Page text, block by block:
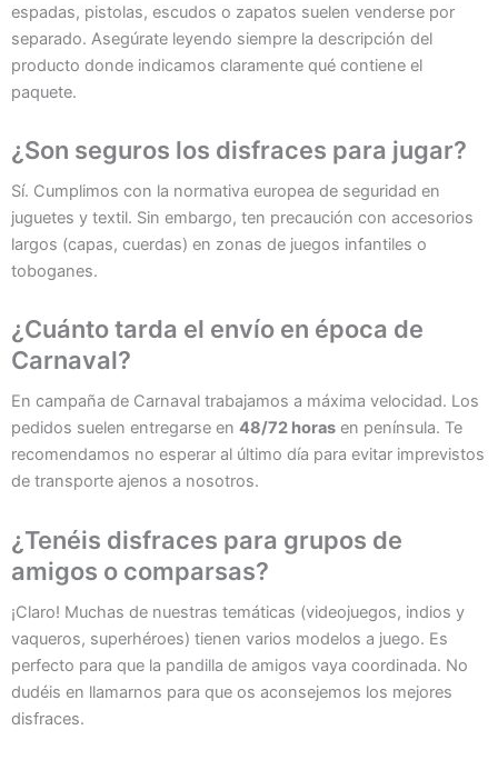
espadas, pistolas, escudos o zapatos suelen venderse por
separado. Asegúrate leyendo siempre la descripción del
producto donde indicamos claramente qué contiene el
paquete.
¿Son seguros los disfraces para jugar?
Sí. Cumplimos con la normativa europea de seguridad en
juguetes y textil. Sin embargo, ten precaución con accesorios
largos (capas, cuerdas) en zonas de juegos infantiles o
toboganes.
¿Cuánto tarda el envío en época de
Carnaval?
En campaña de Carnaval trabajamos a máxima velocidad. Los
pedidos suelen entregarse en 48/72 horas en península. Te
recomendamos no esperar al último día para evitar imprevistos
de transporte ajenos a nosotros.
¿Tenéis disfraces para grupos de
amigos o comparsas?
¡Claro! Muchas de nuestras temáticas (videojuegos, indios y
vaqueros, superhéroes) tienen varios modelos a juego. Es
perfecto para que la pandilla de amigos vaya coordinada. No
dudéis en llamarnos para que os aconsejemos los mejores
disfraces.